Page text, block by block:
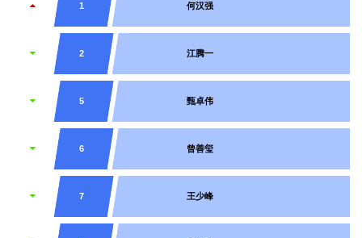
1 何汉强
2 江腾一
5 甄卓伟
6 曾善玺
7 王少峰